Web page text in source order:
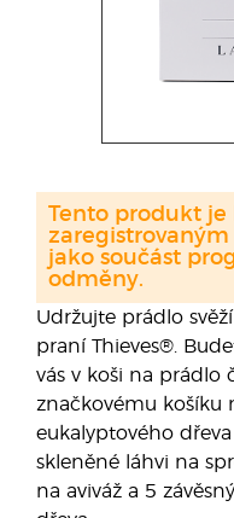
Udržujte prádlo
praní Thieves®.
vás v koši na prádlo
značkovému košíku
eukalyptového
skleněné láhvi na
na aviváž a 5
Tento produkt je
jako součást
odměny.